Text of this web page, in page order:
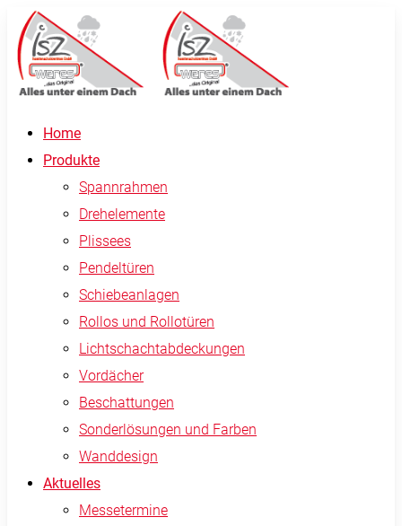
Home
Produkte
Spannrahmen
Drehelemente
Plissees
Pendeltüren
Schiebeanlagen
Rollos und Rollotüren
Lichtschachtabdeckungen
Vordächer
Beschattungen
Sonderlösungen und Farben
Wanddesign
Aktuelles
Messetermine